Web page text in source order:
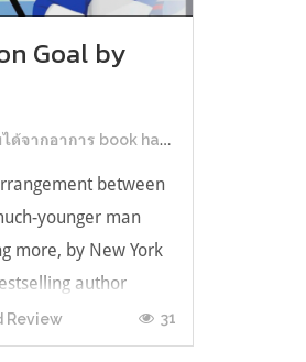
Goal by
หลังอ่านสารพัน MM Romance
between
younger man
more, by New York
author
บที่ 4ในซีรีส์ Game
เราหยิบมาอ่าน ใน
Review 31